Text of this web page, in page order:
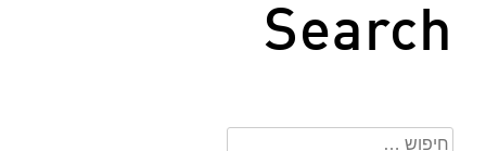
Search
חיפוש: